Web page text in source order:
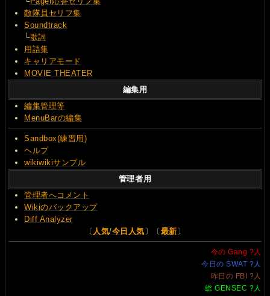
敵隊員セリフ集
Soundtrack
└歌詞
用語集
キャリアモード
MOVIE THEATER
編集用
編集管理等
MenuBarの編集
Sandbox(練習用)
ヘルプ
wikiwikiサンプル
管理者用
管理者へコメント
Wikiのバックアップ
Diff Analyzer
〔 人気/今日人気〕〔最新〕
今の Gang ? 人
今日の SWAT ? 人
昨日の FBI ? 人
総 GENSEC ? 人